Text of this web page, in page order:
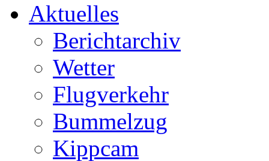
Aktuelles
Berichtarchiv
Wetter
Flugverkehr
Bummelzug
Kippcam